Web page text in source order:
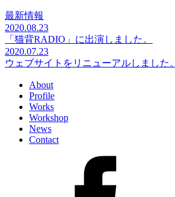
最新情報
2020.08.23
「猫背RADIO」に出演しました。
2020.07.23
ウェブサイトをリニューアルしました。
About
Profile
Works
Workshop
News
Contact